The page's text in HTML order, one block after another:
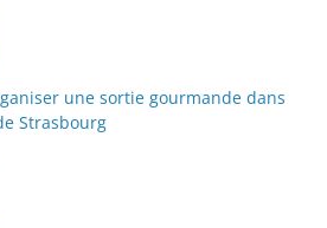
une sortie gourmande dans
Strasbourg